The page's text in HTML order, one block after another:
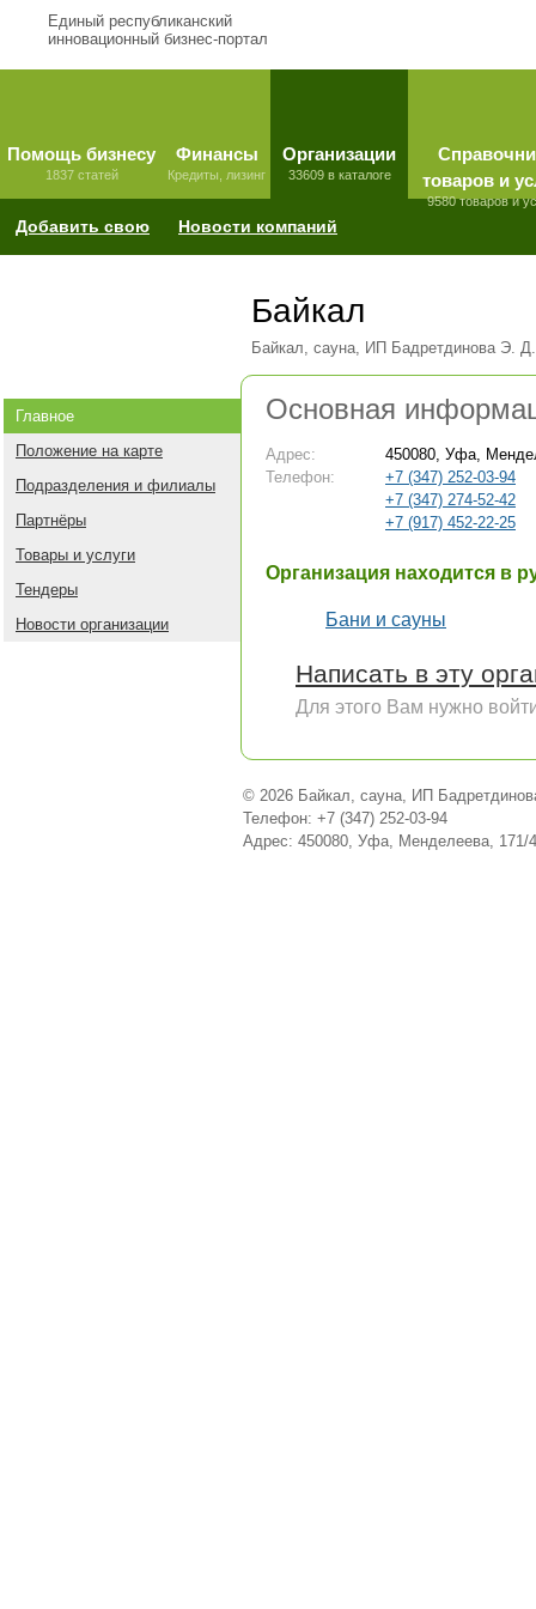
Единый республиканский
инновационный бизнес-портал
Помощь бизнесу
1837 статей
Финансы
Кредиты, лизинг
Организации
33609 в каталоге
товаров и
9580 товаров и
Добавить свою Новости компаний
Байкал
Байкал, сауна, ИП Бадретдинова Э. Д.
Главное
Положение на карте
Подразделения и филиалы
Партнёры
Товары и услуги
Тендеры
Новости организации
Основная
Адрес:
450080, Уфа,
Телефон:
+7 (347) 252-03-94
+7 (347) 274-52-42
+7 (917) 452-22-25
Организация находится в
Бани и сауны
Написать в эту
Для этого Вам нужно
© 2026 Байкал, сауна, ИП
Телефон: +7 (347) 252-03-94
Адрес: 450080, Уфа, Менделеева, 171/4